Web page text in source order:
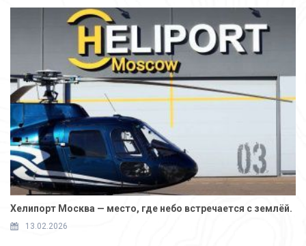
Хелипорт Москва — место, где небо встречается с землёй.
13.02.2026